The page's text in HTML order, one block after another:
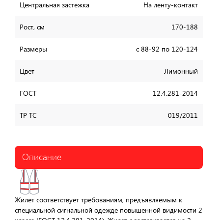
Центральная застежка На ленту-контакт
Рост, см 170-188
Размеры с 88-92 по 120-124
Цвет Лимонный
ГОСТ 12.4.281-2014
ТР ТС 019/2011
Описание
Жилет соответствует требованиям, предъявляемым к
специальной сигнальной одежде повышенной видимости 2